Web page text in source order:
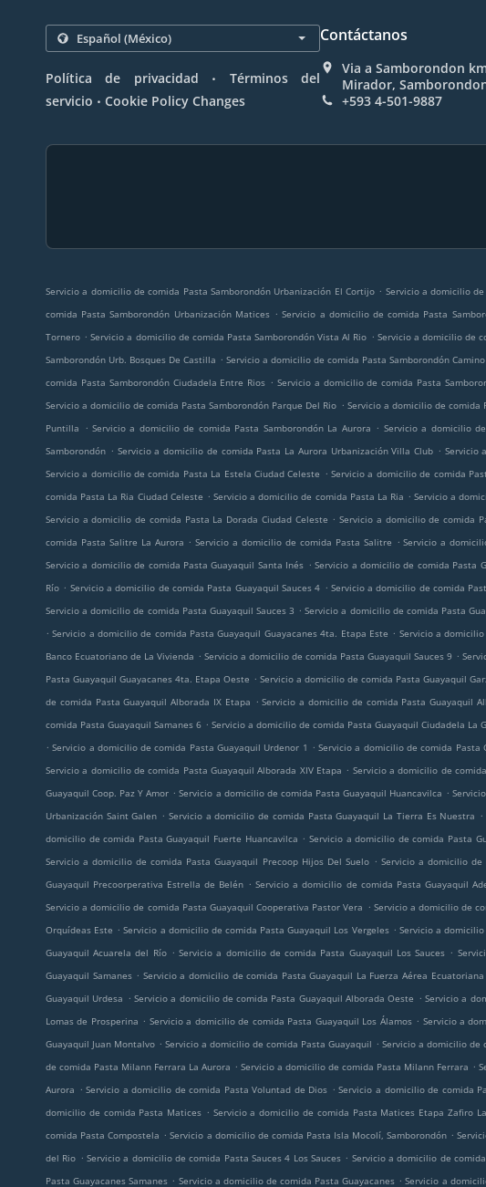
Política de privacidad .
Términos del
servicio . Cookie Policy Changes
Contáctanos
Via a Samborondon
Mirador,
+593 4-501-9887
Servicio a domicilio de comida Pasta Samborondón Urbanización El Cortijo . Servicio a domicilio
comida Pasta Samborondón Urbanización Matices . Servicio a domicilio de comida Pasta
Tornero . Servicio a domicilio de comida Pasta Samborondón Vista Al Rio . Servicio a domicilio de
Samborondón Urb. Bosques De Castilla . Servicio a domicilio de comida Pasta Samborondón Camino
comida Pasta Samborondón Ciudadela Entre Rios . Servicio a domicilio de comida Pasta
Servicio a domicilio de comida Pasta Samborondón Parque Del Rio . Servicio a domicilio de comida
Puntilla
. Servicio a domicilio de comida Pasta Samborondón La Aurora . Servicio a domicilio
Samborondón . Servicio a domicilio de comida Pasta La Aurora Urbanización Villa Club . Servicio
Servicio a domicilio de comida Pasta La Estela Ciudad Celeste . Servicio a domicilio de comida
comida Pasta La Ria Ciudad Celeste . Servicio a domicilio de comida Pasta La Ria . Servicio a
Servicio a domicilio de comida Pasta La Dorada Ciudad Celeste . Servicio a domicilio de comida
comida Pasta Salitre La Aurora . Servicio a domicilio de comida Pasta Salitre . Servicio a
Servicio a domicilio de comida Pasta Guayaquil Santa Inés . Servicio a domicilio de comida Pasta
Río . Servicio a domicilio de comida Pasta Guayaquil Sauces 4 . Servicio a domicilio de comida
Servicio a domicilio de comida Pasta Guayaquil Sauces 3 . Servicio a domicilio de comida Pasta
. Servicio a domicilio de comida Pasta Guayaquil Guayacanes 4ta. Etapa Este . Servicio a
Banco Ecuatoriano de La Vivienda . Servicio a domicilio de comida Pasta Guayaquil Sauces 9 .
Pasta Guayaquil Guayacanes 4ta. Etapa Oeste . Servicio a domicilio de comida Pasta Guayaquil
de comida Pasta Guayaquil Alborada IX Etapa . Servicio a domicilio de comida Pasta Guayaquil
comida Pasta Guayaquil Samanes 6 . Servicio a domicilio de comida Pasta Guayaquil Ciudadela La
. Servicio a domicilio de comida Pasta Guayaquil Urdenor 1 . Servicio a domicilio de comida Pasta
Servicio a domicilio de comida Pasta Guayaquil Alborada XIV Etapa . Servicio a domicilio de
Guayaquil Coop. Paz Y Amor . Servicio a domicilio de comida Pasta Guayaquil Huancavilca .
Urbanización Saint Galen . Servicio a domicilio de comida Pasta Guayaquil La Tierra Es Nuestra .
domicilio de comida Pasta Guayaquil Fuerte Huancavilca . Servicio a domicilio de comida Pasta
Servicio a domicilio de comida Pasta Guayaquil Precoop Hijos Del Suelo . Servicio a domicilio de
Guayaquil Precoorperativa Estrella de Belén . Servicio a domicilio de comida Pasta Guayaquil
Servicio a domicilio de comida Pasta Guayaquil Cooperativa Pastor Vera . Servicio a domicilio de
Orquídeas Este . Servicio a domicilio de comida Pasta Guayaquil Los Vergeles . Servicio a
Guayaquil Acuarela del Río . Servicio a domicilio de comida Pasta Guayaquil Los Sauces .
Guayaquil Samanes . Servicio a domicilio de comida Pasta Guayaquil La Fuerza Aérea Ecuatoriana
Guayaquil Urdesa . Servicio a domicilio de comida Pasta Guayaquil Alborada Oeste . Servicio a
Lomas de Prosperina . Servicio a domicilio de comida Pasta Guayaquil Los Álamos . Servicio a
Guayaquil Juan Montalvo . Servicio a domicilio de comida Pasta Guayaquil . Servicio a domicilio de
de comida Pasta Milann Ferrara La Aurora . Servicio a domicilio de comida Pasta Milann Ferrara .
Aurora . Servicio a domicilio de comida Pasta Voluntad de Dios . Servicio a domicilio de comida
domicilio de comida Pasta Matices . Servicio a domicilio de comida Pasta Matices Etapa Zafiro
comida Pasta Compostela . Servicio a domicilio de comida Pasta Isla Mocolí, Samborondón .
del Rio . Servicio a domicilio de comida Pasta Sauces 4 Los Sauces . Servicio a domicilio de
Pasta Guayacanes Samanes . Servicio a domicilio de comida Pasta Guayacanes . Servicio a